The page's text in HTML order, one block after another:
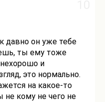
давно он уже тебе
ты ему тоже
и
это нормально.
на какое-то
кому не чего не